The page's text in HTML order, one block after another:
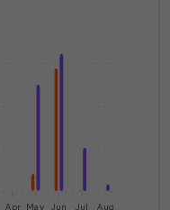
Apr May Jun Jul Aug